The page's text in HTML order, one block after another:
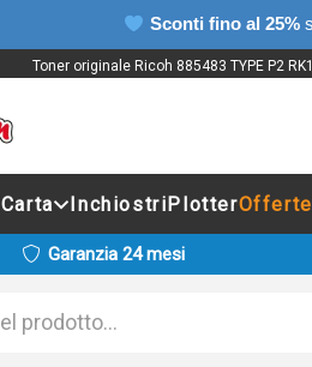
Sconti fino al 25%
Toner originale Ricoh 885483 TYPE P2
Carta InchiostriPlotterOfferte
Garanzia 24 mesi